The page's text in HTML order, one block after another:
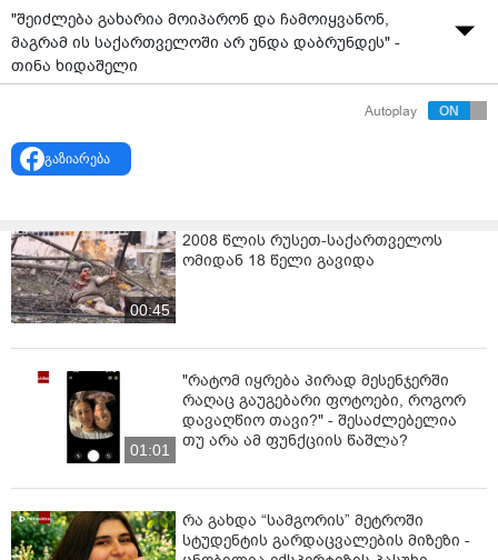
"შეიძლება გახარია მოიპარონ და ჩამოიყვანონ,
მაგრამ ის საქართველოში არ უნდა დაბრუნდეს" -
თინა ხიდაშელი
Autoplay
გაზიარება
00:45
2008 წლის რუსეთ-საქართველოს
ომიდან 18 წელი გავიდა
01:01
"რატომ იყრება პირად მესენჯერში
რაღაც გაუგებარი ფოტოები, როგორ
დავაღწიო თავი?" - შესაძლებელია
თუ არა ამ ფუნქციის წაშლა?
რა გახდა “სამგორის” მეტროში
სტუდენტის გარდაცვალების მიზეზი -